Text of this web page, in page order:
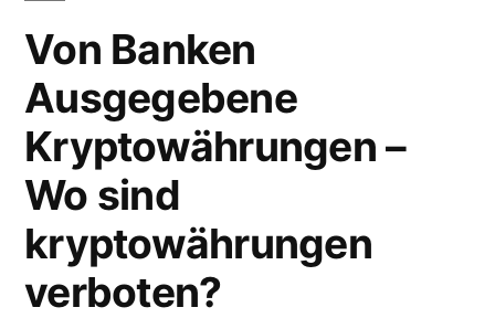
Von Banken
Ausgegebene
Kryptowährungen –
Wo sind
kryptowährungen
verboten?